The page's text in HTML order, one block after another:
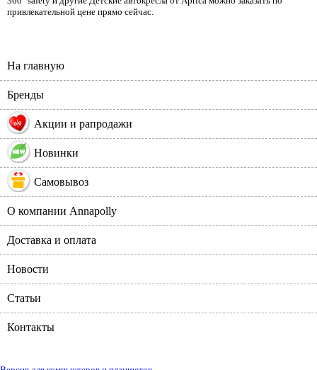
привлекательной цене прямо сейчас.
На главную
Бренды
% Акции и рапродажи
Новинки
Самовывоз
О компании Annapolly
Доставка и оплата
Новости
Статьи
Контакты